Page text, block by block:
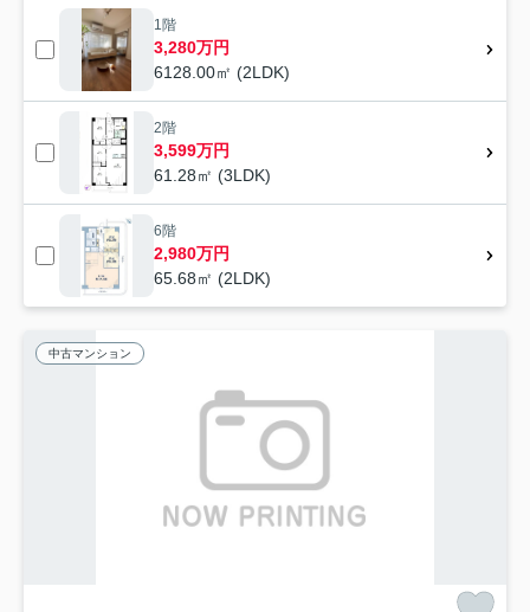
1階
3,280万円
6128.00㎡ (2LDK)
2階
3,599万円
61.28㎡ (3LDK)
6階
2,980万円
65.68㎡ (2LDK)
中古マンション